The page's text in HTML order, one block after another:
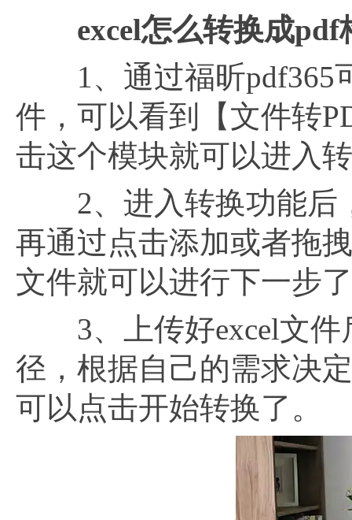
excel怎么转换成pdf
1、通过福昕pdf365可
件，可以看到【文件转
击这个模块就可以进入
2、进入转换功能后
再通过点击添加或者拖
文件就可以进行下一步
3、上传好excel文件
径，根据自己的需求决
可以点击开始转换了。